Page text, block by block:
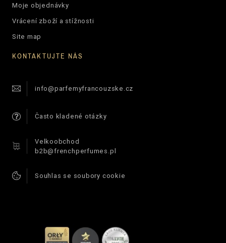
Moje objednávky
Vrácení zboží a stížnosti
Site map
KONTAKTUJTE NÁS
info@parfemyfrancouzske.cz
Často kladené otázky
Velkoobchod
b2b@frenchperfumes.pl
Souhlas se soubory cookie